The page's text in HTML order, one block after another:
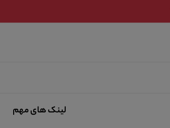
لینک های مهم